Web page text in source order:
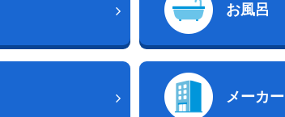
お風呂
メーカー